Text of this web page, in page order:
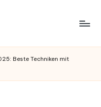
Beste Techniken mit